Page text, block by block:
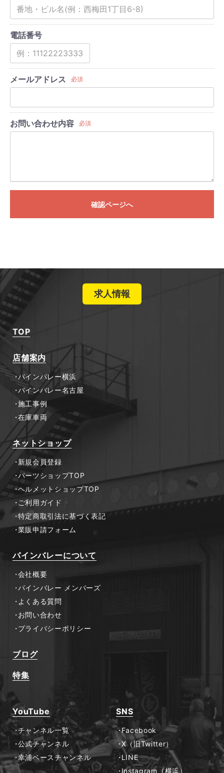
電話番号
メールアドレス 必須
お問い合わせ内容 必須
確認ページへ
求人情報
TOP
店舗案内
パインバレー横浜
パインバレー名古屋
施工事例
在庫車両
ネットショップ
新規会員登録
パーツショップTOP
ヘルメットショップTOP
ご利用ガイド
特定商取引法に基づく表記
業販申請フォーム
パインバレーについて
会社概要
パインバレー メンバーズ
よくある質問
お問い合わせ
プライバシーポリシー
ブログ
特集
YouTube
チャンネル一覧
公式チャンネル
幸浦ベースチャンネル
SNS
Facebook
X（旧Twitter）
LINE
Instagram（横浜）